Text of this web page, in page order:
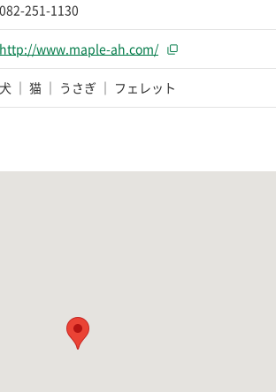
082-251-1130
http://www.maple-ah.com/
犬 猫 うさぎ フェレット